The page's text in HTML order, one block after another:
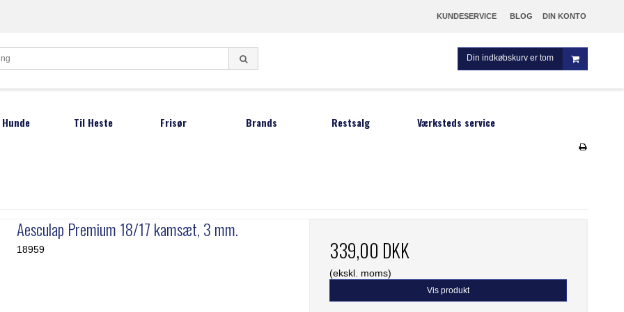
KUNDESERVICE BLOG DIN KONTO
Din indkøbskurv er tom
Til Heste
Frisør
Restsalg sakse
Brands
Hauptner
Restsalg Værksteds service
Aesculap Premium 18/17 kamsæt, 3 mm.
18959 339,00 DKK
(ekskl. moms)
Vis produkt